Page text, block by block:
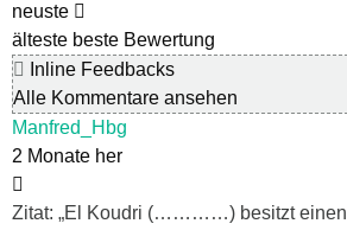
neuste
älteste beste Bewertung
Inline Feedbacks
Alle Kommentare ansehen
Manfred_Hbg
2 Monate her
Zitat: „El Koudri (…………) besitzt einen